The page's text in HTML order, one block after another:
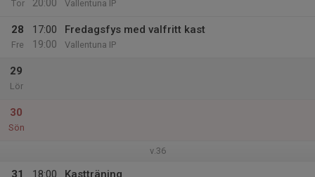
Tor
20:00
Vallentuna IP
28
Fre
17:00
19:00
Fredagsfys med valfritt kast
Vallentuna IP
29
Lör
30
Sön
v.36
31
18:00
Kastträning